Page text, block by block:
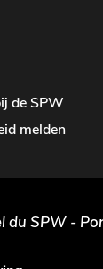
de SPW
melden
du SPW -